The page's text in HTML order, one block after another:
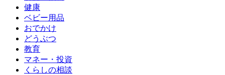
健康
ベビー用品
おでかけ
どうぶつ
教育
マネー・投資
くらしの相談